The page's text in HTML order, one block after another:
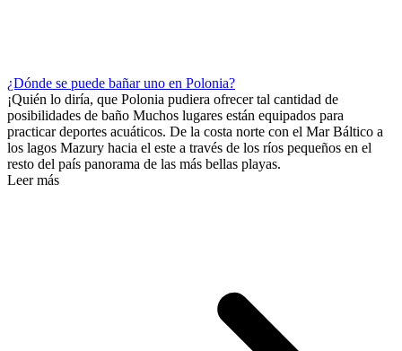
¿Dónde se puede bañar uno en Polonia?
¡Quién lo diría, que Polonia pudiera ofrecer tal cantidad de
posibilidades de baño Muchos lugares están equipados para
practicar deportes acuáticos. De la costa norte con el Mar Báltico a
los lagos Mazury hacia el este a través de los ríos pequeños en el
resto del país panorama de las más bellas playas.
Leer más